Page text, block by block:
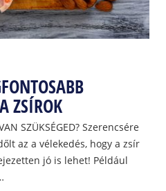
ZSÍROK
SZÜKSÉGED? Szerencsére
az a vélekedés, hogy a zsír
jó is lehet! Például